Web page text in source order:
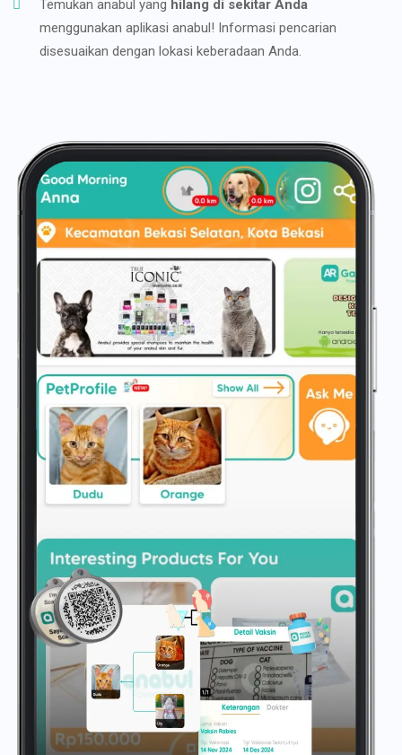
Temukan anabul yang hilang di sekitar Anda
menggunakan aplikasi anabul! Informasi pencarian
disesuaikan dengan lokasi keberadaan Anda.